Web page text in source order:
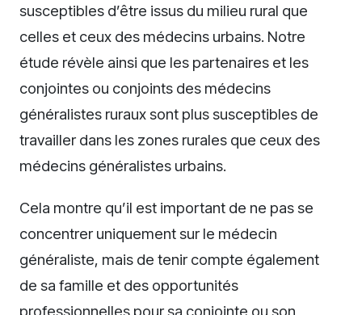
susceptibles d’être issus du milieu rural que
celles et ceux des médecins urbains. Notre
étude révèle ainsi que les partenaires et les
conjointes ou conjoints des médecins
généralistes ruraux sont plus susceptibles de
travailler dans les zones rurales que ceux des
médecins généralistes urbains.
Cela montre qu’il est important de ne pas se
concentrer uniquement sur le médecin
généraliste, mais de tenir compte également
de sa famille et des opportunités
professionnelles pour sa conjointe ou son